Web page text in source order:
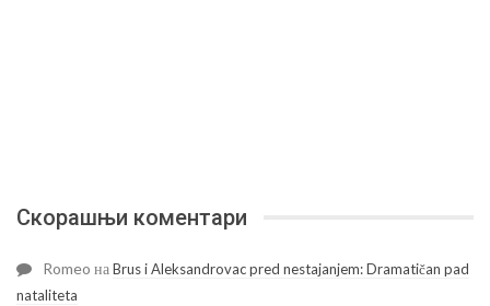
Скорашњи коментари
Romeo наBrus i Aleksandrovac pred nestajanjem: Dramatičan pad
nataliteta